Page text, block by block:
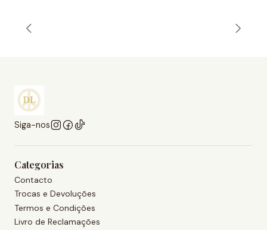
Siga-nos
Categorias
Contacto
Trocas e Devoluções
Termos e Condições
Livro de Reclamações